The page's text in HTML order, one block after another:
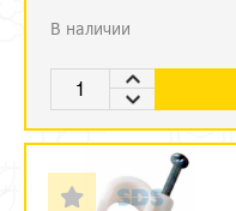
В наличии